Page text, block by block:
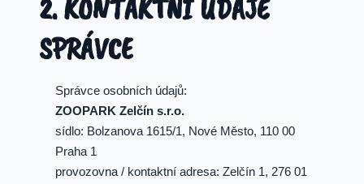
2. KONTAKTNÍ ÚDAJE
SPRÁVCE
Správce osobních údajů:
ZOOPARK Zelčín s.r.o.
sídlo: Bolzanova 1615/1, Nové Město, 110 00
Praha 1
provozovna / kontaktní adresa: Zelčín 1, 276 01